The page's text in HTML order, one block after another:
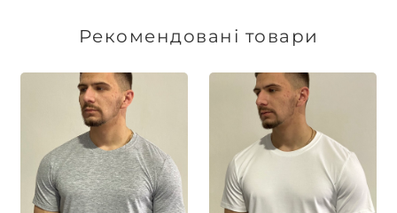
виготовлення індивідуальних замовлень
Рекомендовані товари